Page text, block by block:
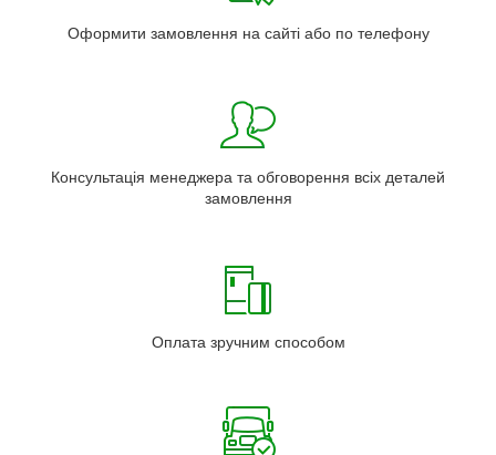
Оформити замовлення на сайті або по телефону
Консультація менеджера та обговорення всіх деталей
замовлення
Оплата зручним способом